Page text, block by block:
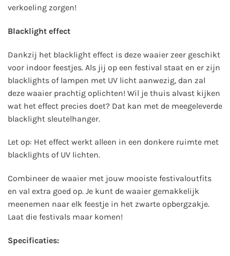
verkoeling zorgen!
Blacklight effect
Dankzij het blacklight effect is deze waaier zeer geschikt
voor indoor feestjes. Als jij op een festival staat en er zijn
blacklights of lampen met UV licht aanwezig, dan zal
deze waaier prachtig oplichten! Wil je thuis alvast kijken
wat het effect precies doet? Dat kan met de meegeleverde
blacklight sleutelhanger.
Let op: Het effect werkt alleen in een donkere ruimte met
blacklights of UV lichten.
Combineer de waaier met jouw mooiste festivaloutfits
en val extra goed op. Je kunt de waaier gemakkelijk
meenemen naar elk feestje in het zwarte opbergzakje.
Laat die festivals maar komen!
Specificaties: